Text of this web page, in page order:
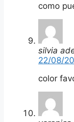
como
silvia
22/08/
color